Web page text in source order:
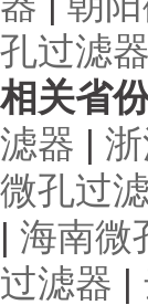
孔过滤器
相关省
滤器 |
微孔过
| 海南微
过滤器 |